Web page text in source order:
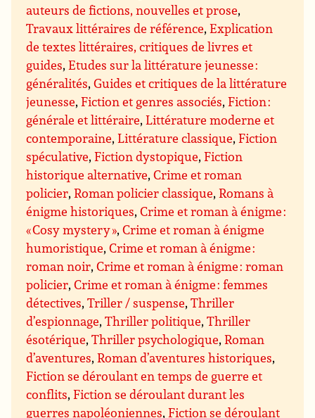
auteurs de fictions, nouvelles et prose,
Travaux littéraires de référence,Explication
de textes littéraires, critiques de livres et
guides,Etudes sur la littérature jeunesse :
généralités,Guides et critiques de la littérature
jeunesse,Fiction et genres associés,Fiction :
générale et littéraire,Littérature moderne et
contemporaine,Littérature classique,Fiction
spéculative,Fiction dystopique,Fiction
historique alternative,Crime et roman
policier,Roman policier classique,Romans à
énigme historiques,Crime et roman à énigme :
« Cosy mystery »,Crime et roman à énigme
humoristique,Crime et roman à énigme :
roman noir,Crime et roman à énigme : roman
policier,Crime et roman à énigme : femmes
détectives,Triller / suspense,Thriller
d’espionnage,Thriller politique,Thriller
ésotérique,Thriller psychologique,Roman
d’aventures,Roman d’aventures historiques,
Fiction se déroulant en temps de guerre et
conflits,Fiction se déroulant durant les
guerres napoléoniennes,Fiction se déroulant